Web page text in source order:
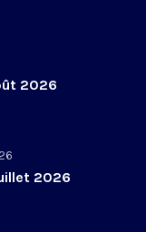
2026
2026